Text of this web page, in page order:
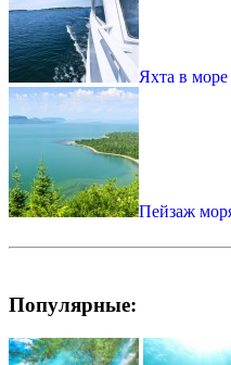
Яхта в
Пейзаж
Популярные: